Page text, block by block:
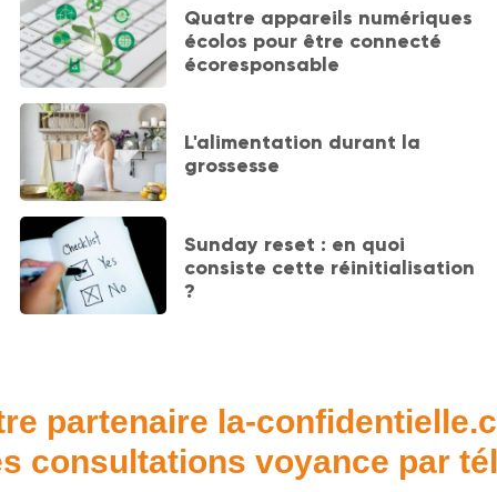
Quatre appareils numériques
écolos pour être connecté
écoresponsable
L'alimentation durant la
grossesse
Sunday reset : en quoi
consiste cette réinitialisation
?
partenaire la-
consultations voyance par